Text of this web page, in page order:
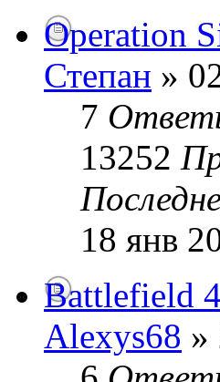
Operation
Степан »
7
13252
18 янв
Battlefield 4
Alexys68 »